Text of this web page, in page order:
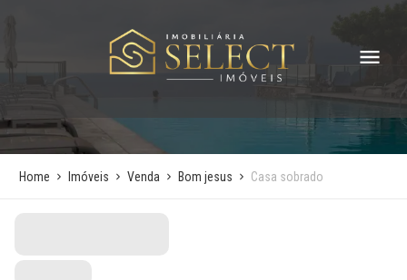
Home Imóveis Venda Bom jesus Casa sobrado